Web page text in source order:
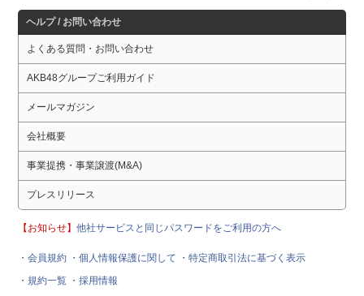
ヘルプ / お問い合わせ
よくある質問・お問い合わせ
AKB48グループご利用ガイド
メールマガジン
会社概要
事業提携・事業譲渡(M&A)
プレスリリース
【お知らせ】他社サービスと同じパスワードをご利用の方へ
・会員規約 ・個人情報保護に関して
・特定商取引法に基づく表示
・規約一覧 ・採用情報